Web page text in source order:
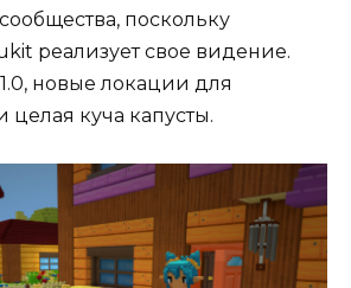
поскольку
реализует свое видение.
новые локации для
целая куча капусты.